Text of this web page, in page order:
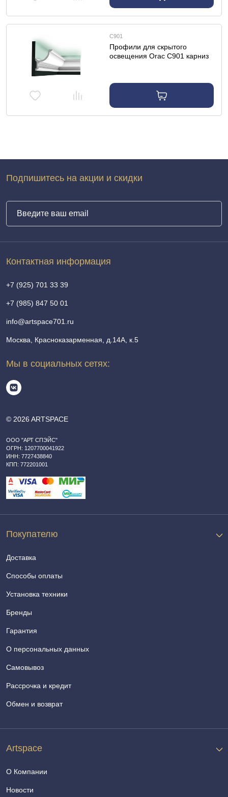
C901
Профили для скрытого
освещения Orac C901 карниз
© 2026 ARTSPACE
ООО "АРТ СПЭЙС"
ОГРН: 1207700041922
ИНН: 7727438840
КПП: 772201001
Покупателю
Доставка
Способы оплаты
Установка техники
Бренды
Гарантия
О персональных данных
Самовывоз
Рассрочка и кредит
Обмен и возврат
Artspace
О Компании
Новости
Контактная информация
+7 (925) 701 33 39
+7 (985) 847 50 01
info@artspace701.ru
Москва, Красноказарменная, д.14А, к.5
Мы в социальных сетях:
Подпишитесь на акции и скидки